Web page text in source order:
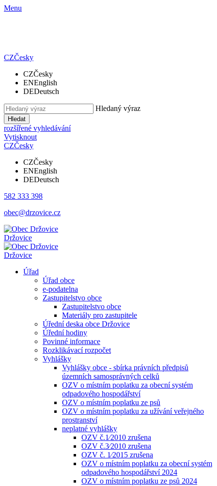
Menu
CZČesky
CZČesky
ENEnglish
DEDeutsch
Hledaný výraz
Hledat
rozšířené vyhledávání
Vytisknout
CZČesky
CZČesky
ENEnglish
DEDeutsch
582 333 398
obec@drzovice.cz
Držovice
Držovice
Úřad
Úřad obce
e-podatelna
Zastupitelstvo obce
Zastupitelstvo obce
Materiály pro zastupitele
Úřední deska obce Držovice
Úřední hodiny
Povinné informace
Rozklikávací rozpočet
Vyhlášky
Vyhlášky obce - sbírka právních předpisů
územních samosprávných celků
OZV o místním poplatku za obecní systém
odpadového hospodářství
OZV o místním poplatku ze psů
OZV o místním poplatku za užívání veřejného
prostranství
neplatné vyhlášky
OZV č.1⁄2010 zrušena
OZV č.3⁄2010 zrušena
OZV č. 1⁄2015 zrušena
OZV o místním poplatku za obecní systém
odpadového hospodářství 2024
OZV o místním poplatku ze psů 2024